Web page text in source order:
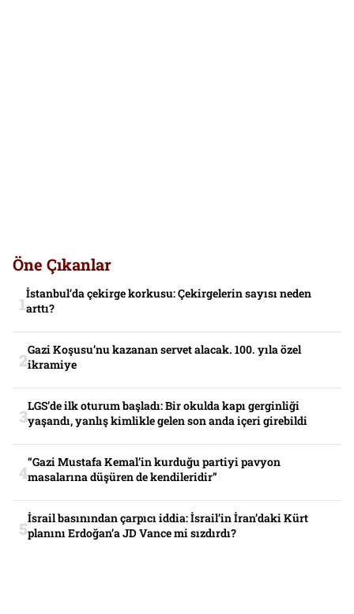
Öne Çıkanlar
İstanbul’da çekirge korkusu: Çekirgelerin sayısı neden
arttı?
Gazi Koşusu’nu kazanan servet alacak. 100. yıla özel
ikramiye
LGS’de ilk oturum başladı: Bir okulda kapı gerginliği
yaşandı, yanlış kimlikle gelen son anda içeri girebildi
“Gazi Mustafa Kemal’in kurduğu partiyi pavyon
masalarına düşüren de kendileridir”
İsrail basınından çarpıcı iddia: İsrail’in İran’daki Kürt
planını Erdoğan’a JD Vance mi sızdırdı?